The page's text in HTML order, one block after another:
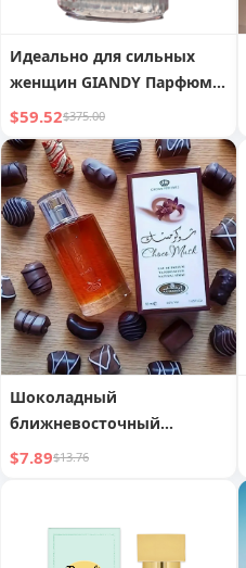
Идеально для сильных
женщин GIANDY Парфюм -
SENSATION
$59.52$375.00
Шоколадный
ближневосточный
арабский парфюм Дубай
$7.89$13.76